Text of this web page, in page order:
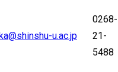
u.ac.jp
0268-
21-
5488